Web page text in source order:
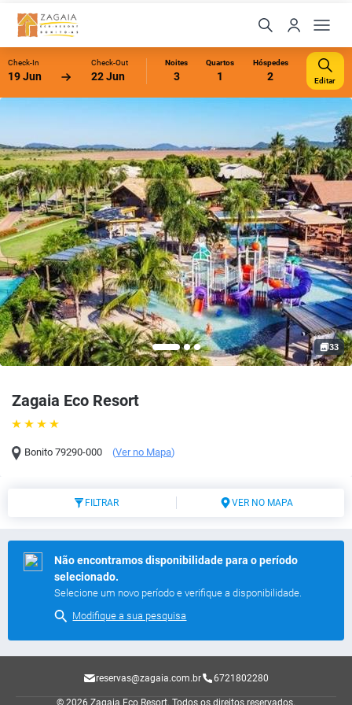
Check-In
19 Jun
Check-Out
22 Jun
Noites
3
Quartos
1
Hóspedes
2 Editar
Zagaia Eco Resort
Bonito 79290-000 (Ver no Mapa)
33
FILTRAR VER NO MAPA
Não encontramos disponibilidade para o período
selecionado.
Selecione um novo período e verifique a disponibilidade.
Modifique a sua pesquisa
reservas@zagaia.com.br 6721802280
© 2026 Zagaia Eco Resort. Todos os direitos reservados.